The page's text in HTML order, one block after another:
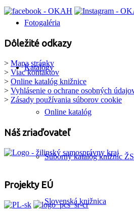
Fotogaléria
Katalógy
Online katalóg
Súborný katalóg knižníc
Slovenská knižnica
Dôležité odkazy
> Mapa stránky
> Viac kontaktov
> Online katalóg knižnice
> Vyhlásenie o ochrane osobných
> Zásady používania súborov cookie
Náš zriaďovateľ
Projekty EÚ